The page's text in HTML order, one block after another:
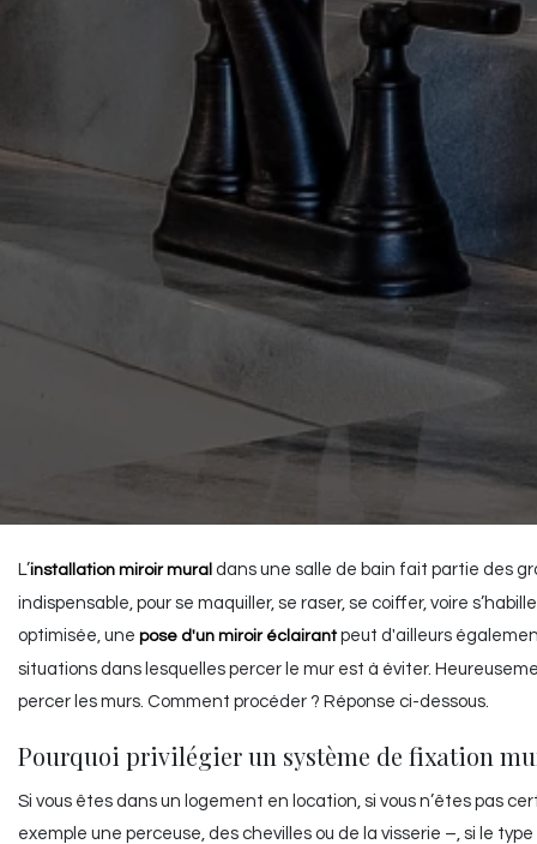
L’installation miroir mural dans une salle de bain fait partie des
indispensable, pour se maquiller, se raser, se coiffer, voire
optimisée, une pose d'un miroir éclairant peut d'ailleurs
situations dans lesquelles percer le mur est à éviter.
percer les murs. Comment procéder ? Réponse ci-dessous.
Pourquoi privilégier un système de fixation
Si vous êtes dans un logement en location, si vous n’êtes pas
exemple une perceuse, des chevilles ou de la visserie –, si le